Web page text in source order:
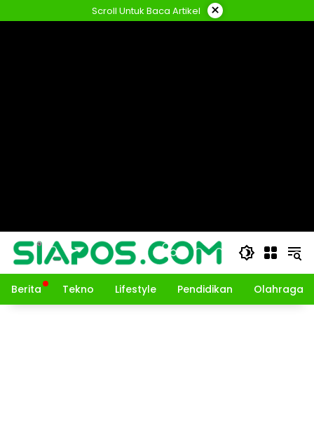
ke
Scroll Untuk Baca Artikel ×
Berita Tekno Lifestyle Pendidikan Olahraga